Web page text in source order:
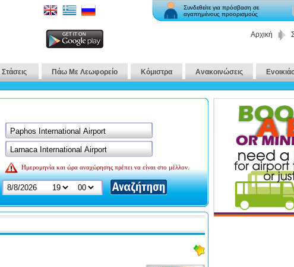
Συνδεθείτε για πρόσβαση σε
αγαπημένους προορισμούς
Αρχική
Στάσεις Πάω Με Λεωφορείο Κόμιστρα Ανακοινώσεις
Ημερομηνία και ώρα αναχώρησης πρέπει να είναι στο μέλλον.